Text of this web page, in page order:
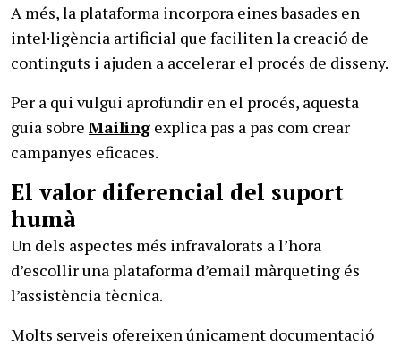
A més, la plataforma incorpora eines basades en
intel·ligència artificial que faciliten la creació de
continguts i ajuden a accelerar el procés de disseny.
Per a qui vulgui aprofundir en el procés, aquesta
guia sobre Mailing explica pas a pas com crear
campanyes eficaces.
El valor diferencial del suport
humà
Un dels aspectes més infravalorats a l’hora
d’escollir una plataforma d’email màrqueting és
l’assistència tècnica.
Molts serveis ofereixen únicament documentació